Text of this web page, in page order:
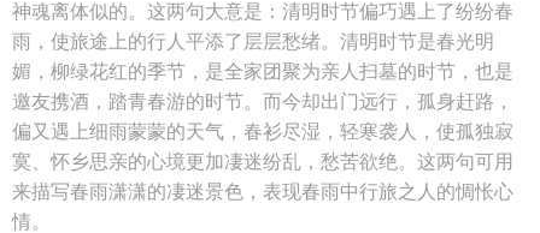
神魂离体似的。这两句大意是：清明时节偏巧遇上了纷纷春
雨，使旅途上的行人平添了层层愁绪。清明时节是春光明
媚，柳绿花红的季节，是全家团聚为亲人扫墓的时节，也是
邀友携酒，踏青春游的时节。而今却出门远行，孤身赶路，
偏又遇上细雨蒙蒙的天气，春衫尽湿，轻寒袭人，使孤独寂
寞、怀乡思亲的心境更加凄迷纷乱，愁苦欲绝。这两句可用
来描写春雨潇潇的凄迷景色，表现春雨中行旅之人的惆怅心
情。